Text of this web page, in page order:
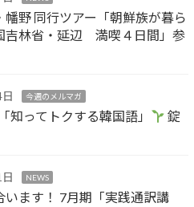
幡野 同行ツアー「朝鮮族が暮ら
林省・延辺 満喫４日間」参
今週のメルマガ
知ってトクする韓国語」
錠
NEWS
います！ 7月期「実践通訳講